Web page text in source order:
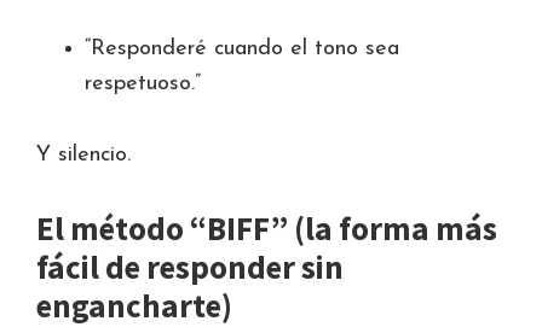
“Responderé cuando el tono sea
respetuoso.”
Y silencio.
El método “BIFF” (la forma más
fácil de responder sin
engancharte)